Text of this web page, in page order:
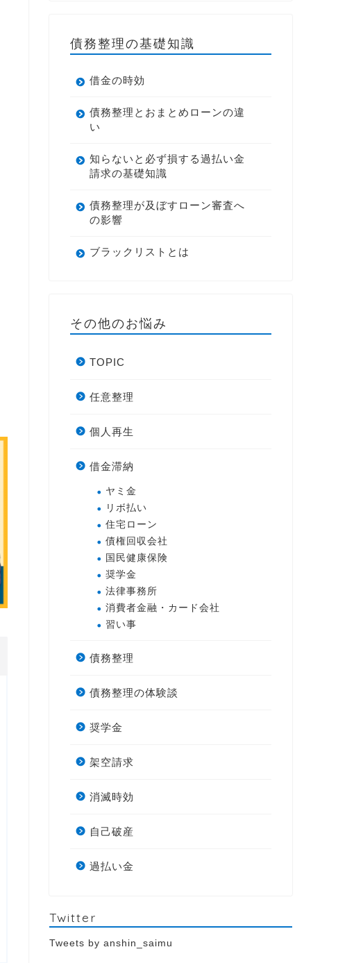
債務整理の基礎知識
借金の時効
債務整理とおまとめローンの違
い
知らないと必ず損する過払い金
請求の基礎知識
債務整理が及ぼすローン審査へ
の影響
ブラックリストとは
その他のお悩み
TOPIC
任意整理
個人再生
借金滞納
ヤミ金
リボ払い
住宅ローン
債権回収会社
国民健康保険
奨学金
法律事務所
消費者金融・カード会社
習い事
債務整理
債務整理の体験談
奨学金
架空請求
消滅時効
自己破産
過払い金
Twitter
Tweets by anshin_saimu